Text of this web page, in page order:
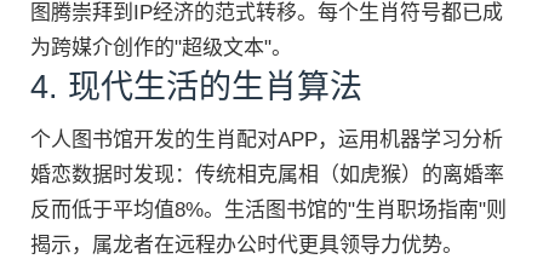
图腾崇拜到IP经济的范式转移。每个生肖符号都已成
为跨媒介创作的"超级文本"。
4. 现代生活的生肖算法
个人图书馆开发的生肖配对APP，运用机器学习分析
婚恋数据时发现：传统相克属相（如虎猴）的离婚率
反而低于平均值8%。生活图书馆的"生肖职场指南"则
揭示，属龙者在远程办公时代更具领导力优势。